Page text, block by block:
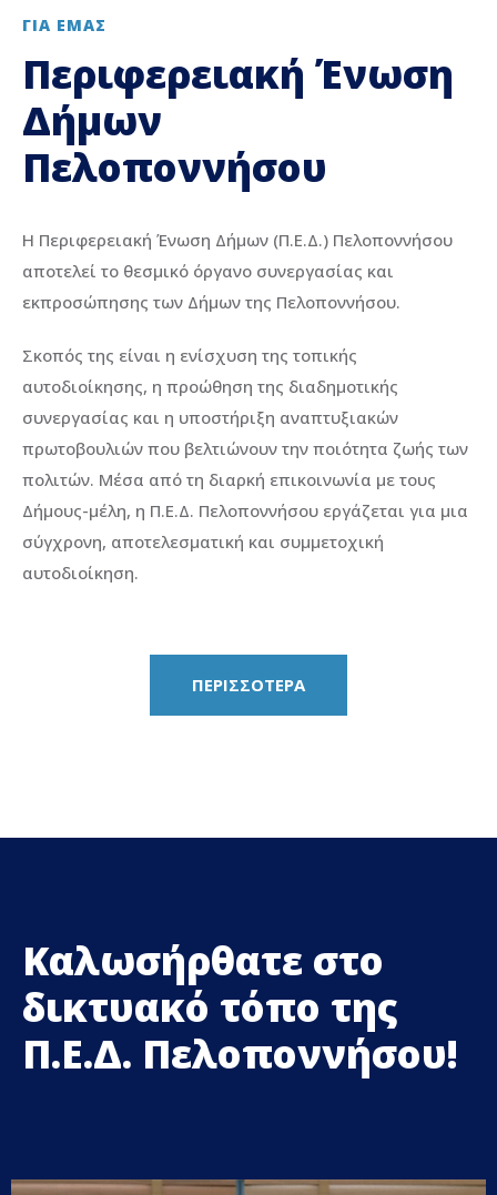
ΓΙΑ ΕΜΑΣ
Περιφερειακή Ένωση
Δήμων
Πελοποννήσου
Η Περιφερειακή Ένωση Δήμων (Π.Ε.Δ.) Πελοποννήσου
αποτελεί το θεσμικό όργανο συνεργασίας και
εκπροσώπησης των Δήμων της Πελοποννήσου.
Σκοπός της είναι η ενίσχυση της τοπικής
αυτοδιοίκησης, η προώθηση της διαδημοτικής
συνεργασίας και η υποστήριξη αναπτυξιακών
πρωτοβουλιών που βελτιώνουν την ποιότητα ζωής των
πολιτών. Μέσα από τη διαρκή επικοινωνία με τους
Δήμους-μέλη, η Π.Ε.Δ. Πελοποννήσου εργάζεται για μια
σύγχρονη, αποτελεσματική και συμμετοχική
αυτοδιοίκηση.
ΠΕΡΙΣΣΟΤΕΡΑ
Καλωσήρθατε στο
δικτυακό τόπο της
Π.Ε.Δ. Πελοποννήσου!